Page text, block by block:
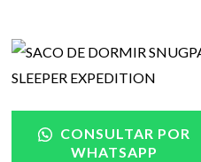
CONSULTAR POR
WHATSAPP